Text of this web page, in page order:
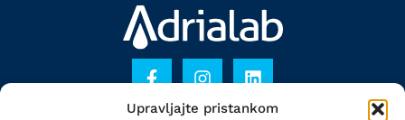
Upravljajte pristankom